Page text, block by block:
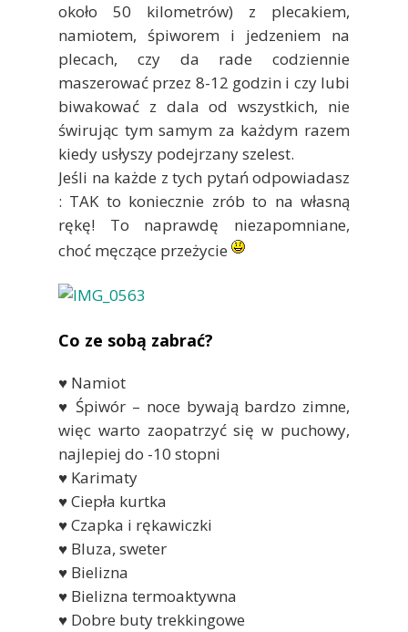
około 50 kilometrów) z plecakiem,
namiotem, śpiworem i jedzeniem na
plecach, czy da rade codziennie
maszerować przez 8-12 godzin i czy lubi
biwakować z dala od wszystkich, nie
świrując tym samym za każdym razem
kiedy usłyszy podejrzany szelest.
Jeśli na każde z tych pytań odpowiadasz
: TAK to koniecznie zrób to na własną
rękę! To naprawdę niezapomniane,
choć męczące przeżycie
Co ze sobą zabrać?
♥ Namiot
♥ Śpiwór – noce bywają bardzo zimne,
więc warto zaopatrzyć się w puchowy,
najlepiej do -10 stopni
♥ Karimaty
♥ Ciepła kurtka
♥ Czapka i rękawiczki
♥ Bluza, sweter
♥ Bielizna
♥ Bielizna termoaktywna
♥ Dobre buty trekkingowe